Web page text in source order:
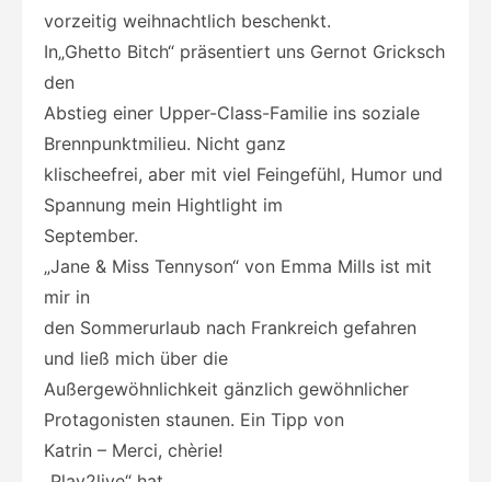
vorzeitig weihnachtlich beschenkt.
In„Ghetto Bitch“ präsentiert uns Gernot Gricksch
den
Abstieg einer Upper-Class-Familie ins soziale
Brennpunktmilieu. Nicht ganz
klischeefrei, aber mit viel Feingefühl, Humor und
Spannung mein Hightlight im
September.
„Jane & Miss Tennyson“ von Emma Mills ist mit
mir in
den Sommerurlaub nach Frankreich gefahren
und ließ mich über die
Außergewöhnlichkeit gänzlich gewöhnlicher
Protagonisten staunen. Ein Tipp von
Katrin – Merci, chèrie!